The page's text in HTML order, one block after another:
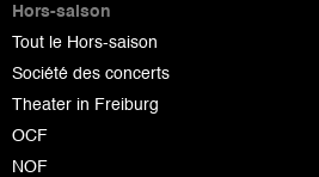
Hors-saison
Tout le Hors-saison
Société des concerts
Theater in Freiburg
OCF
NOF